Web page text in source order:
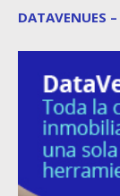
DATAVENUES